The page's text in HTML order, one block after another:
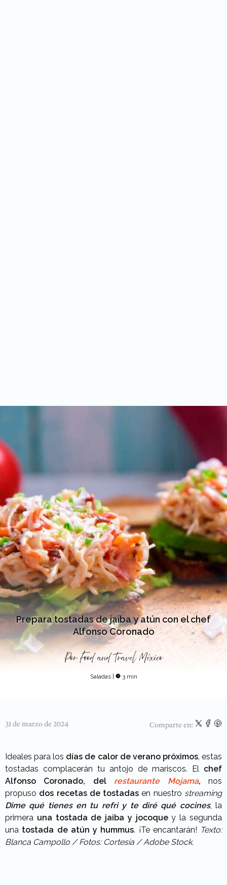
Prepara tostadas de jaiba y atún con el chef
Alfonso Coronado
Por Food and Travel México
Saladas 3 min
31 de marzo de 2024 Comparte en:
Ideales para los días de calor de verano próximos, estas
tostadas complacerán tu antojo de mariscos. El chef
Alfonso Coronado, del restaurante Mojama,nos
propuso dos recetas de tostadas en nuestro streaming
Dime qué tienes en tu refri y te diré qué cocines, la
primera una tostada de jaiba y jocoquey la segunda
una tostada de atún y hummus. ¡Te encantarán! Texto:
Blanca Campollo / Fotos: Cortesía / Adobe Stock.